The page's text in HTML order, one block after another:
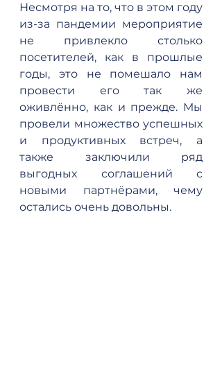
Несмотря на то, что в этом году
из-за пандемии мероприятие
не привлекло столько
посетителей, как в прошлые
годы, это не помешало нам
провести его так же
оживлённо, как и прежде. Мы
провели множество успешных
и продуктивных встреч, а
также заключили ряд
выгодных соглашений с
новыми партнёрами, чему
остались очень довольны.